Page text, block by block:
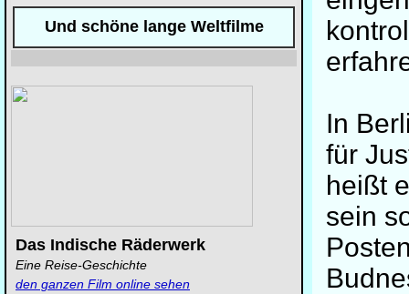
Und schöne lange Weltfilme
Das Indische Räderwerk
Eine Reise-Geschichte
den ganzen Film online sehen
In
für
heißt
sein